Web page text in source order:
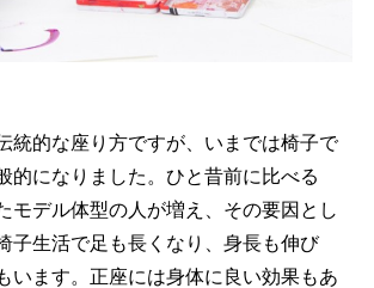
統的な座り方ですが、いまでは椅子で
的になりました。ひと昔前に比べる
モデル体型の人が増え、その要因とし
子生活で足も長くなり、身長も伸び
います。正座には身体に良い効果もあ